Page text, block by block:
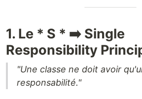
1. Le * S * ➡️ Single
Responsibility
"Une classe ne doit avoir
responsabilité."